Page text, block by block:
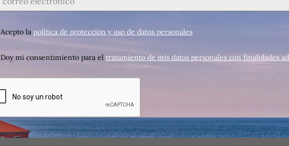
Acepto la política de protección y uso de datos personales
Doy mi consentimiento para el tratamiento de mis datos personales con finalidades